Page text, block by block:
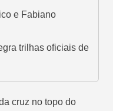
e Fabiano
trilhas oficiais de
cruz no topo do